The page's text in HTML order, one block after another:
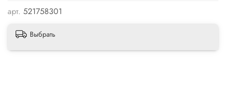
арт. 521758301
Выбрать